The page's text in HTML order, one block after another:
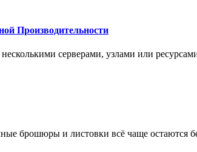
Производительности
серверами, узлами или
брошюры и листовки всё чаще остаются